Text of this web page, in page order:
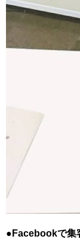
●Facebookで集